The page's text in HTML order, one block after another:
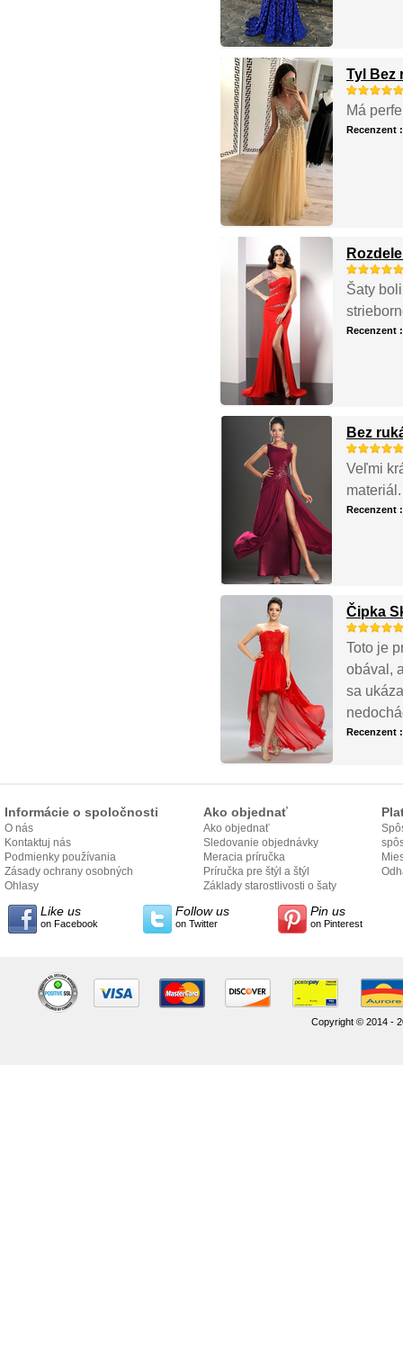
Tyl Bez
Má
Recenzent
Šaty
Recenzent
Bez
Veľmi
Recenzent
Čipka
Toto je
obával,
sa
Recenzent
Informácie o spoločnosti
O nás
Kontaktuj nás
Podmienky používania
Zásady ochrany osobných
údajov
Ohlasy
Ako objednať
Ako objednať
Sledovanie objednávky
Meracia príručka
Príručka pre štýl a štýl
Základy starostlivosti o šaty
Like us
on Facebook
Follow us
on Twitter
Pin us
on Pinterest
Copyright © 2014 -